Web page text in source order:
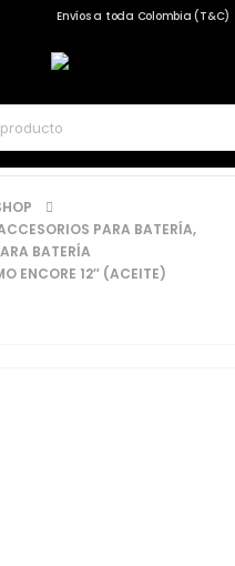
Envíos a toda Colombia (T&C)
PARA BATERÍA,
BATERÍA
ENCORE 12″ (ACEITE)